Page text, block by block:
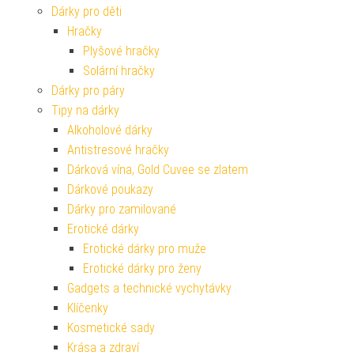
Dárky pro děti
Hračky
Plyšové hračky
Solární hračky
Dárky pro páry
Tipy na dárky
Alkoholové dárky
Antistresové hračky
Dárková vína, Gold Cuvee se zlatem
Dárkové poukazy
Dárky pro zamilované
Erotické dárky
Erotické dárky pro muže
Erotické dárky pro ženy
Gadgets a technické vychytávky
Klíčenky
Kosmetické sady
Krása a zdraví